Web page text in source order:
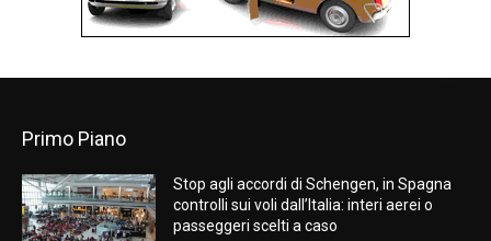
Primo Piano
Stop agli accordi di Schengen, in Spagna
controlli sui voli dall’Italia: interi aerei o
passeggeri scelti a caso